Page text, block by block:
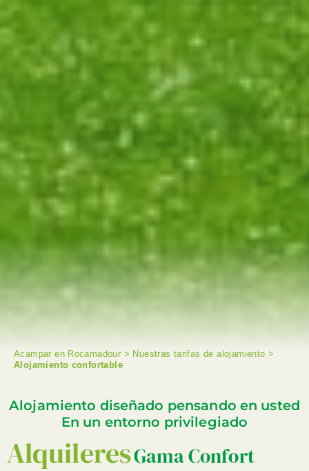
Acampar en Rocamadour > Nuestras tarifas de alojamiento >
Alojamiento confortable
Alojamiento diseñado pensando en usted
En un entorno privilegiado
AlquileresGama Confort